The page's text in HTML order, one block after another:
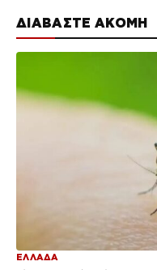
ΔΙΑΒΑΣΤΕ ΑΚΟΜΗ
ΕΛΛΑΔΑ